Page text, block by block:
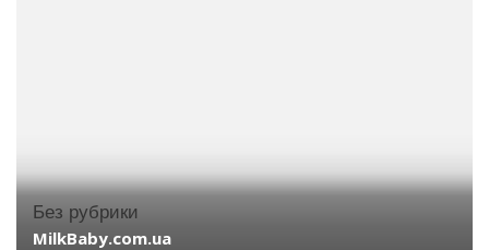
Без рубрики
MilkBaby.com.ua